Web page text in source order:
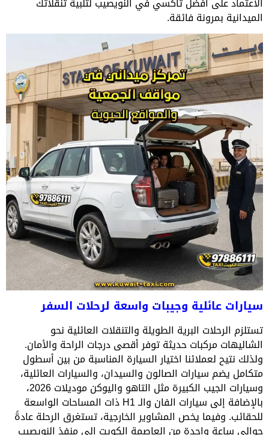
الميدانية بمرونة فائقة.
سيارات عائلية وجيبات واسعة لرحلات السفر
تستلزم الرحلات البرية الطويلة والتنقلات العائلية نحو
الشاليهات مركبات حديثة توفر أقصى درجات الراحة والأمان.
ولذلك نتيح لعملائنا اختيار السيارة المناسبة من بين أسطول
متكامل يضم سيارات الصالون والسيدان، والسيارات العائلية،
وسيارات الجيب الكبيرة مثل التاهو واليوكن موديلات 2026،
بالإضافة إلى سيارات الفان والـ H1 ذات المساحات الواسعة
للحقائب. وفيما يخص المشاوير الخارجية، تستغرق الرحلة عادةً